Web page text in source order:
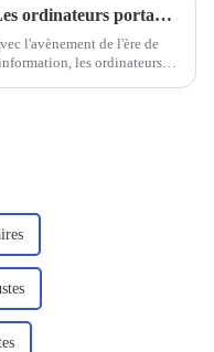
Les ordinateurs portables renforcés nationaux sont-ils fiables ?
l'avènement de l'ère de
les ordinateurs
efficacité...